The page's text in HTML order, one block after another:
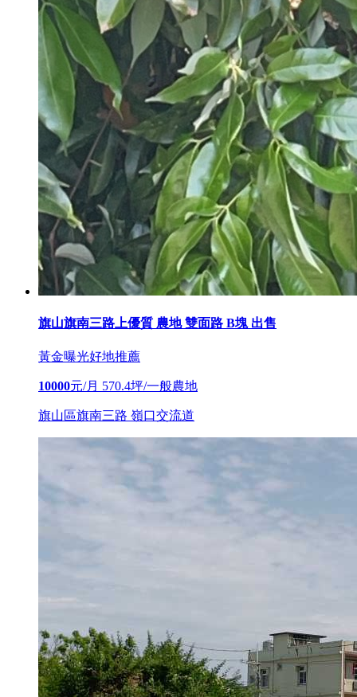
旗山旗南三路上優質 農地 雙面路 B塊 出售
黃金曝光好地推薦
10000元/月 570.4坪/一般農地
旗山區旗南三路 嶺口交流道